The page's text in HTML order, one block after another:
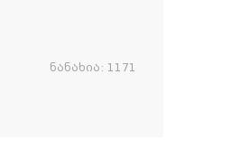
ნანახია: 1171